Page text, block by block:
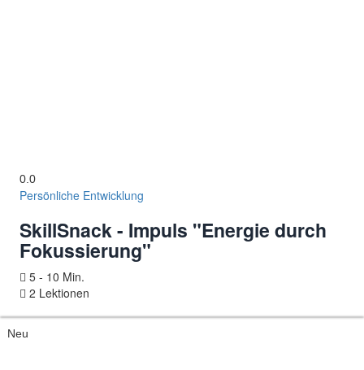
0.0
Persönliche Entwicklung
SkillSnack - Impuls "Energie durch
Fokussierung"
5 - 10 Min.
2 Lektionen
Neu